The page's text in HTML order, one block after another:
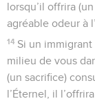
lorsqu’il offrira
agréable odeur à
14 Si un
milieu de vous
(un sacrifice)
l’Éternel, il